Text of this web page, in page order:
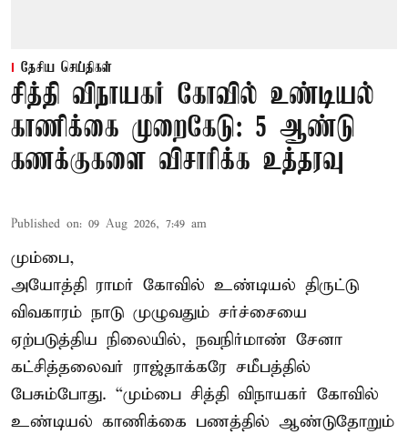
தேசிய செய்திகள்
சித்தி விநாயகர் கோவில் உண்டியல்
காணிக்கை முறைகேடு: 5 ஆண்டு
கணக்குகளை விசாரிக்க உத்தரவு
Published on: 09 Aug 2026, 7:49 am
மும்பை,
அயோத்தி ராமர் கோவில் உண்டியல் திருட்டு
விவகாரம் நாடு முழுவதும் சர்ச்சையை
ஏற்படுத்திய நிலையில், நவநிர்மாண் சேனா
கட்சித்தலைவர் ராஜ்தாக்கரே சமீபத்தில்
பேசும்போது. “மும்பை சித்தி விநாயகர் கோவில்
உண்டியல் காணிக்கை பணத்தில் ஆண்டுதோறும்